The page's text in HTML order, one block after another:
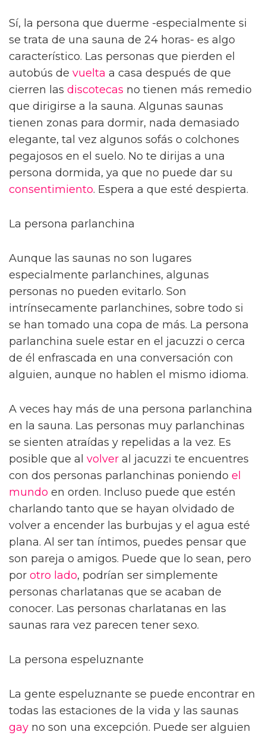
Sí, la persona que duerme -especialmente si
se trata de una sauna de 24 horas- es algo
característico. Las personas que pierden el
autobús de vuelta a casa después de que
cierren las discotecas no tienen más remedio
que dirigirse a la sauna. Algunas saunas
tienen zonas para dormir, nada demasiado
elegante, tal vez algunos sofás o colchones
pegajosos en el suelo. No te dirijas a una
persona dormida, ya que no puede dar su
consentimiento. Espera a que esté despierta.
La persona parlanchina
Aunque las saunas no son lugares
especialmente parlanchines, algunas
personas no pueden evitarlo. Son
intrínsecamente parlanchines, sobre todo si
se han tomado una copa de más. La persona
parlanchina suele estar en el jacuzzi o cerca
de él enfrascada en una conversación con
alguien, aunque no hablen el mismo idioma.
A veces hay más de una persona parlanchina
en la sauna. Las personas muy parlanchinas
se sienten atraídas y repelidas a la vez. Es
posible que al volver al jacuzzi te encuentres
con dos personas parlanchinas poniendo el
mundo en orden. Incluso puede que estén
charlando tanto que se hayan olvidado de
volver a encender las burbujas y el agua esté
plana. Al ser tan íntimos, puedes pensar que
son pareja o amigos. Puede que lo sean, pero
por otro lado, podrían ser simplemente
personas charlatanas que se acaban de
conocer. Las personas charlatanas en las
saunas rara vez parecen tener sexo.
La persona espeluznante
La gente espeluznante se puede encontrar en
todas las estaciones de la vida y las saunas
gay no son una excepción. Puede ser alguien